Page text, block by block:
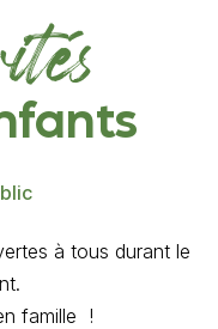
à tous durant le
famille !